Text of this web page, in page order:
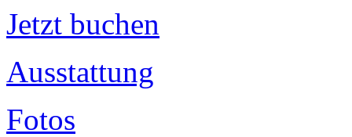
Jetzt buchen
Ausstattung
Fotos